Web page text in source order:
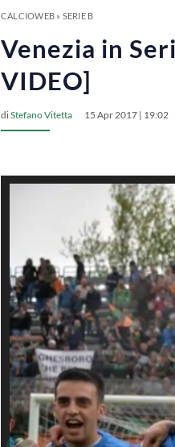
CALCIOWEB» SERIE B
Venezia in
VIDEO]
diStefano Vitetta 15 Apr 2017 | 19:02